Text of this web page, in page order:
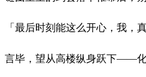
「最后时刻能这么开心，我，
言毕，望从高楼纵身跃下——化